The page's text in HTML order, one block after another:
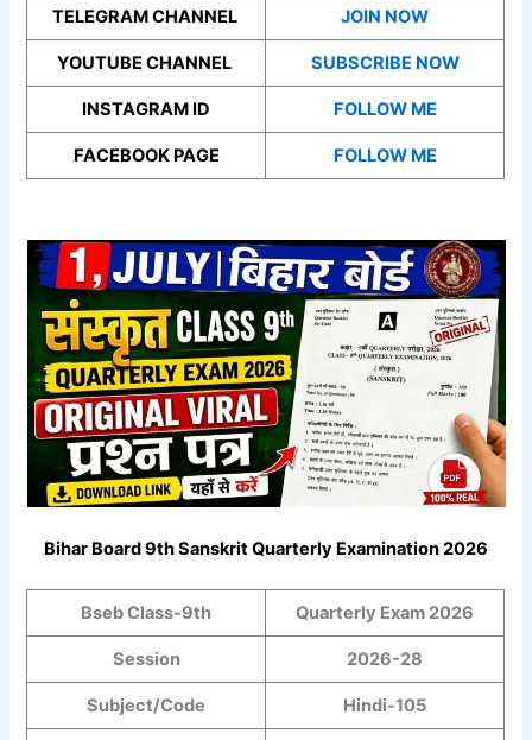
TELEGRAM CHANNEL JOIN NOW
YOUTUBE CHANNEL SUBSCRIBE NOW
INSTAGRAM ID FOLLOW ME
FACEBOOK PAGE FOLLOW ME
Bihar Board 9th Sanskrit Quarterly Examination 2026
Bseb Class-9th Quarterly Exam 2026
Session 2026-28
Subject/Code Hindi-105